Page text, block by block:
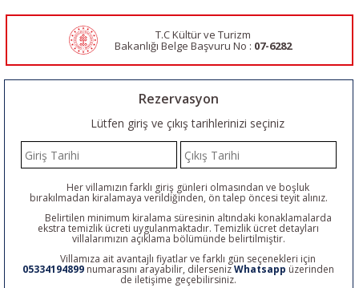
T.C Kültür ve Turizm
Bakanlığı Belge Başvuru No : 07-6282
Rezervasyon
Lütfen giriş ve çıkış tarihlerinizi seçiniz
Her villamızın farklı giriş günleri olmasından ve boşluk
bırakılmadan kiralamaya verildiğinden, ön talep öncesi teyit alınız.
Belirtilen minimum kiralama süresinin altındaki konaklamalarda
ekstra temizlik ücreti uygulanmaktadır. Temizlik ücret detayları
villalarımızın açıklama bölümünde belirtilmiştir.
Villamıza ait avantajlı fiyatlar ve farklı gün seçenekleri için
05334194899 numarasını arayabilir, dilersenizWhatsapp üzerinden
de iletişime geçebilirsiniz.